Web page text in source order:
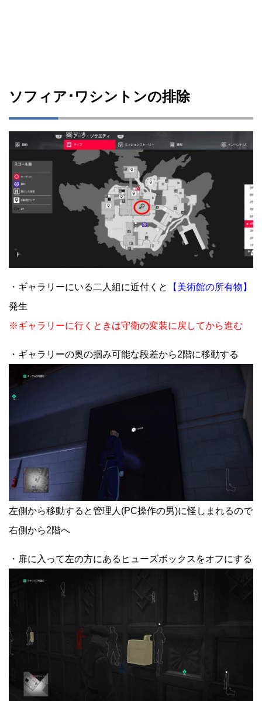
ソフィア･ワシントンの排除
・ギャラリーにいる二人組に近付くと
【美術館の所有物】
発生
※ギャラリーに行くときは守衛の変装に戻してから進む
・ギャラリーの奥の掴み可能な段差から2階に移動する
左側から移動すると管理人(PC操作の男)に怪しまれるので
右側から2階へ
・扉に入って左の方にあるヒューズボックスをオフにする